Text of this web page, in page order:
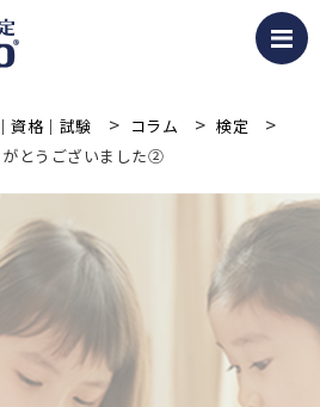
資格｜試験 > コラム > 検定 >
がとうございました②